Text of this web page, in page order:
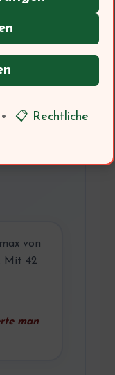
von
Mit 42
man
📋 Rechtliche